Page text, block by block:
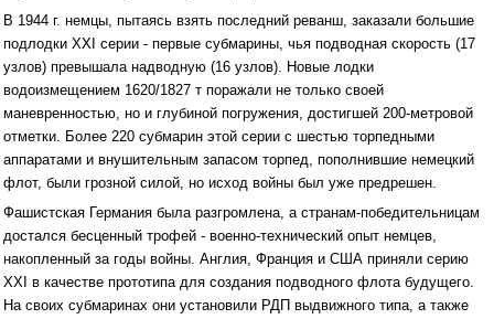
В 1944 г. немцы, пытаясь взять последний реванш, заказали большие
подлодки XXI серии - первые субмарины, чья подводная скорость (17
узлов) превышала надводную (16 узлов). Новые лодки
водоизмещением 1620/1827 т поражали не только своей
маневренностью, но и глубиной погружения, достигшей 200-метровой
отметки. Более 220 субмарин этой серии с шестью торпедными
аппаратами и внушительным запасом торпед, пополнившие немецкий
флот, были грозной силой, но исход войны был уже предрешен.
Фашистская Германия была разгромлена, а странам-победительницам
достался бесценный трофей - военно-технический опыт немцев,
накопленный за годы войны. Англия, Франция и США приняли серию
XXI в качестве прототипа для создания подводного флота будущего.
На своих субмаринах они установили РДП выдвижного типа, а также